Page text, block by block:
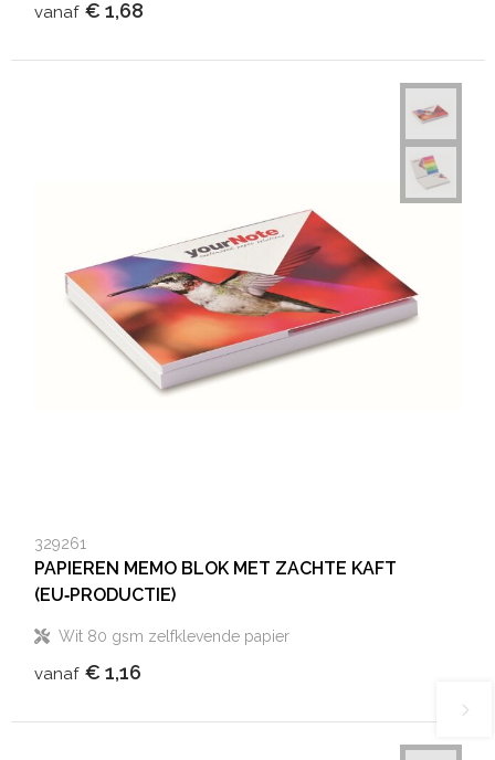
vanaf € 1,68
329261
PAPIEREN MEMO BLOK MET ZACHTE KAFT
(EU‑PRODUCTIE)
Wit 80 gsm zelfklevende papier
vanaf € 1,16